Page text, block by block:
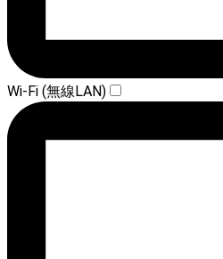
Wi-Fi (無線LAN)